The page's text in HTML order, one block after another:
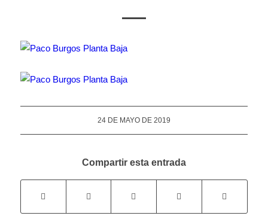
24 DE MAYO DE 2019
Compartir esta entrada